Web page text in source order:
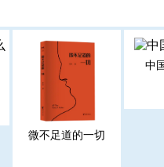
微不足道的一切
中